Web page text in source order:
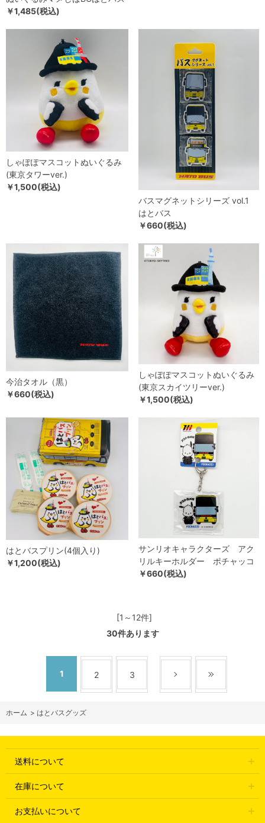
￥1,485(税込)
しゃぽぽマスコットぬいぐるみ
(東京タワーver.)
￥1,500(税込)
バスマグネットシリーズ vol.1
はとバス
￥660(税込)
今治タオル（黒）
￥660(税込)
しゃぽぽマスコットぬいぐるみ
(東京スカイツリーver.)
￥1,500(税込)
はとバスプリン(4個入り)
￥1,200(税込)
サンリオキャラクターズ アク
リルキーホルダー ポチャッコ
￥660(税込)
[1～12件]
30件あります
1 2 3
ホーム > はとバスグッズ
送料について
在庫について
お支払いについて